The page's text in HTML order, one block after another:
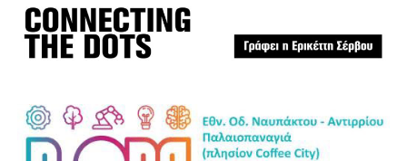
Η Ναυπακτία αξίζει να είναι έτοιμη πριν από την επόμενη
κρίση. Η πρόληψη δεν είναι κόστος. Είναι η μεγαλύτερη
επένδυση στην ανθρώπινη ζωή, στο φυσικό περιβάλλον,
Ανδρέας Χ. Κωνσταντόπουλος